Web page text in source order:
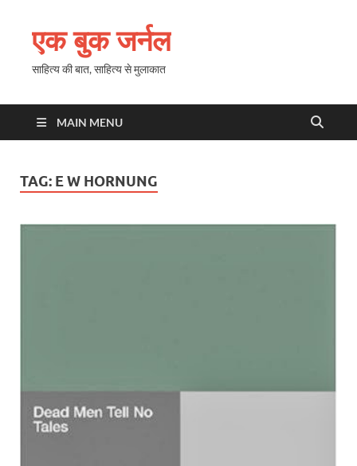
एक बुक जर्नल
साहित्य की बात, साहित्य से मुलाकात
MAIN MENU
TAG: E W HORNUNG